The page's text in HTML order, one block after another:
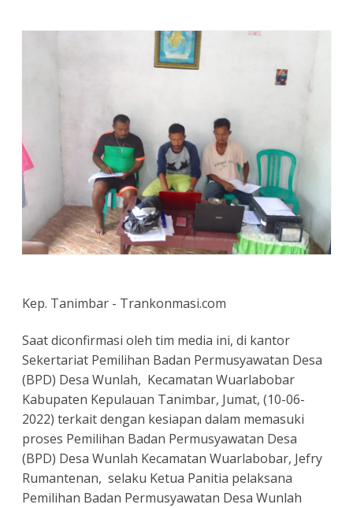
Kep. Tanimbar - Trankonmasi.com
Saat diconfirmasi oleh tim media ini, di kantor
Sekertariat Pemilihan Badan Permusyawatan Desa
(BPD) Desa Wunlah, Kecamatan Wuarlabobar
Kabupaten Kepulauan Tanimbar, Jumat, (10-06-
2022) terkait dengan kesiapan dalam memasuki
proses Pemilihan Badan Permusyawatan Desa
(BPD) Desa Wunlah Kecamatan Wuarlabobar, Jefry
Rumantenan, selaku Ketua Panitia pelaksana
Pemilihan Badan Permusyawatan Desa Wunlah